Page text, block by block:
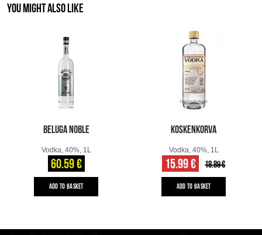
YOU MIGHT ALSO LIKE
BELUGA NOBLE
Vodka, 40%, 1L
60.59 €
ADD TO BASKET
KOSKENKORVA
Vodka, 40%, 1L
15.99 € 18.89 €
ADD TO BASKET